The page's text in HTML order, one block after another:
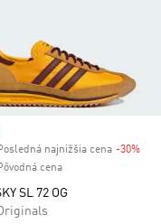
najnižšia cena -30%
cena
SL 72 OG